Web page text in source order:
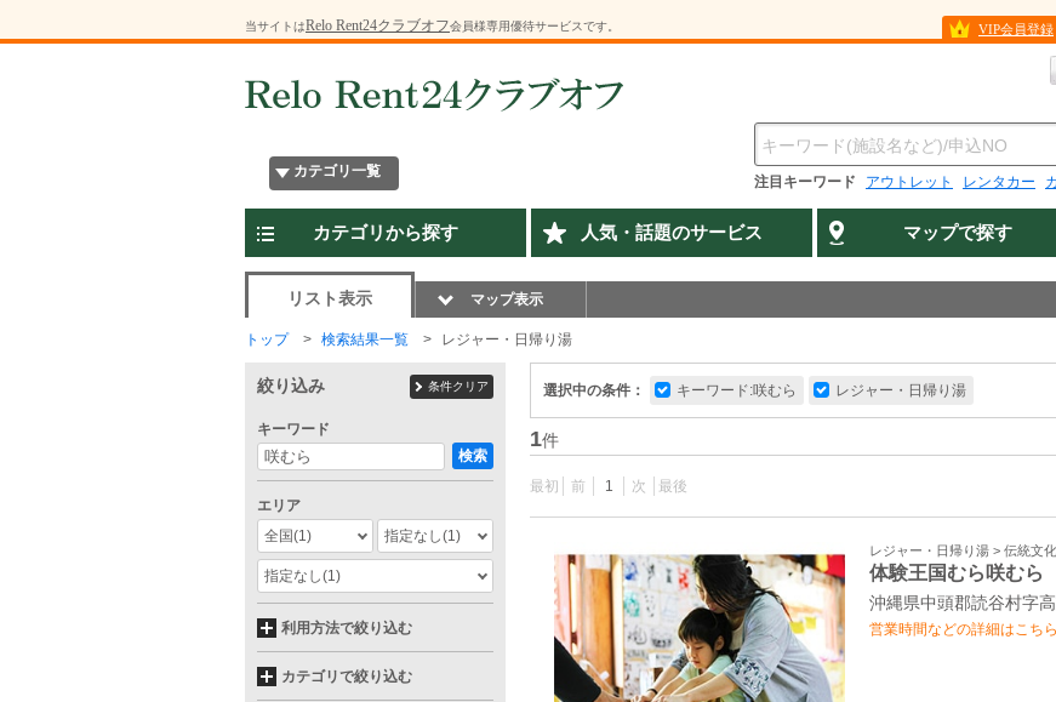
当サイトはRelo Rent24クラブオフ会員様専用優待サービスです。 VIP会員登録
カテゴリ一覧
注目キーワード アウトレット レンタカー
カテゴリから探す 人気・話題のサービス マップで探す
リスト表示 マップ表示
トップ 検索結果一覧 レジャー・日帰り湯
選択中の条件： キーワード:咲むら レジャー・日帰り湯
1件
最初 前 1 次 最後
レジャー・日帰り湯 > 伝統文
体験王国むら咲むら
沖縄県中頭郡読谷村字
営業時間などの詳細はこちら
絞り込み 条件クリア
キーワード
検索
エリア
全国(1) 指定なし(1)
指定なし(1)
利用方法で絞り込む
カテゴリで絞り込む